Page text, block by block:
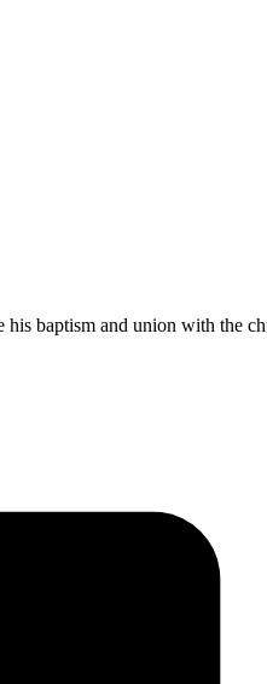
baptism and union with the